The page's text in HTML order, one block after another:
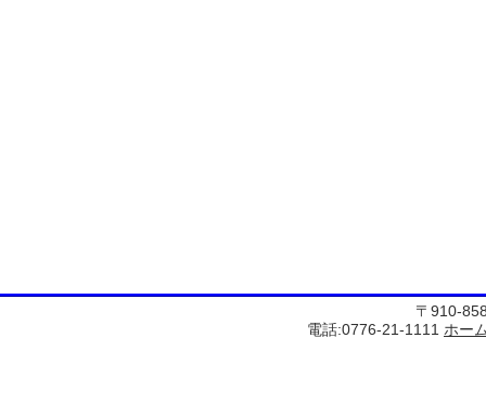
〒910-
電話:0776-21-1111 ホー